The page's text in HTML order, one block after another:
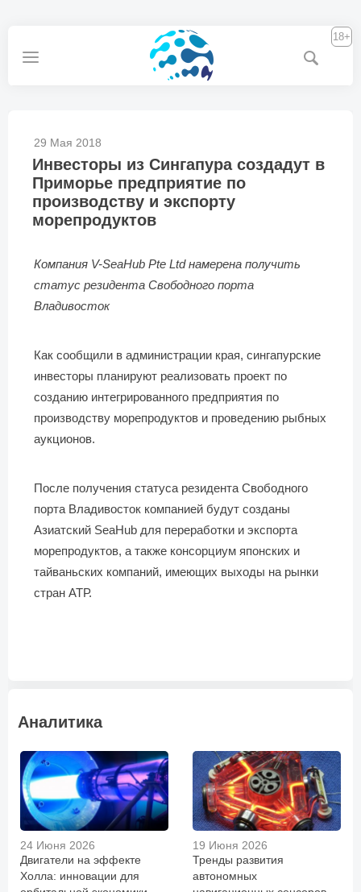
18+
29 Мая 2018
Инвесторы из Сингапура создадут в
Приморье предприятие по
производству и экспорту
морепродуктов
Компания V-SeaHub Pte Ltd намерена получить
статус резидента Свободного порта
Владивосток
Как сообщили в администрации края, сингапурские
инвесторы планируют реализовать проект по
созданию интегрированного предприятия по
производству морепродуктов и проведению рыбных
аукционов.
После получения статуса резидента Свободного
порта Владивосток компанией будут созданы
Азиатский SeaHub для переработки и экспорта
морепродуктов, а также консорциум японских и
тайваньских компаний, имеющих выходы на рынки
стран АТР.
Аналитика
24 Июня 2026
Двигатели на эффекте
Холла: инновации для
19 Июня 2026
Тренды развития
автономных